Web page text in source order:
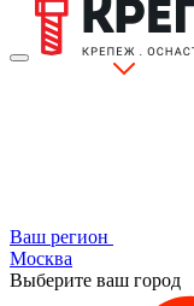
Ваш регион
Москва
Выберите ваш город